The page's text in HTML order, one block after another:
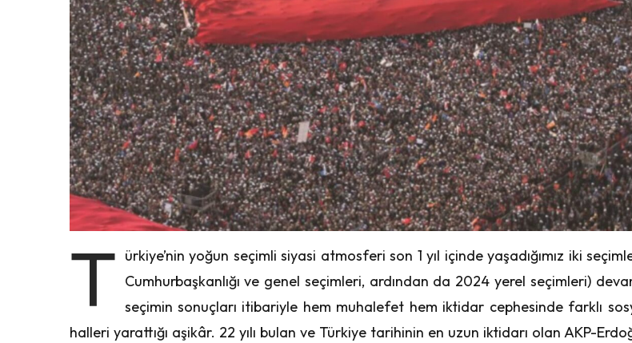
T ürkiye’nin yoğun seçimli siyasi atmosferi son 1 yıl içinde yaşadığımız iki
Cumhurbaşkanlığı ve genel seçimleri, ardından da 2024 yerel seçimleri)
seçimin sonuçları itibariyle hem muhalefet hem iktidar cephesinde farklı
halleri yarattığı aşikâr. 22 yılı bulan ve Türkiye tarihinin en uzun iktidarı olan AKP-